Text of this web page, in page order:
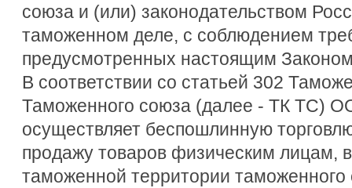
союза и (или) законодательством
таможенном деле, с соблюдением
предусмотренных настоящим
В соответствии со статьей 302
Таможенного союза (далее - ТК ТС)
осуществляет беспошлинную
продажу товаров физическим
таможенной территории таможенного